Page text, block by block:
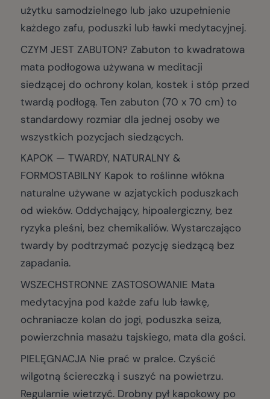
użytku samodzielnego lub jako uzupełnienie
każdego zafu, poduszki lub ławki medytacyjnej.
CZYM JEST ZABUTON? Zabuton to kwadratowa
mata podłogowa używana w meditacji
siedzącej do ochrony kolan, kostek i stóp przed
twardą podłogą. Ten zabuton (70 x 70 cm) to
standardowy rozmiar dla jednej osoby we
wszystkich pozycjach siedzących.
KAPOK — TWARDY, NATURALNY &
FORMOSTABILNY Kapok to roślinne włókna
naturalne używane w azjatyckich poduszkach
od wieków. Oddychający, hipoalergiczny, bez
ryzyka pleśni, bez chemikaliów. Wystarczająco
twardy by podtrzymać pozycję siedzącą bez
zapadania.
WSZECHSTRONNE ZASTOSOWANIE Mata
medytacyjna pod każde zafu lub ławkę,
ochraniacze kolan do jogi, poduszka seiza,
powierzchnia masażu tajskiego, mata dla gości.
PIELĘGNACJA Nie prać w pralce. Czyścić
wilgotną ściereczką i suszyć na powietrzu.
Regularnie wietrzyć. Drobny pył kapokowy po